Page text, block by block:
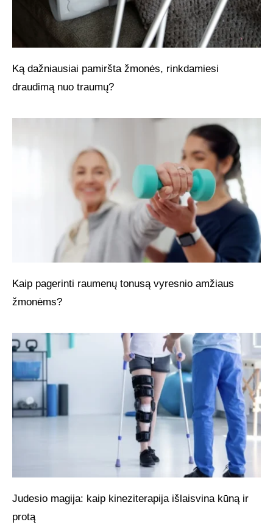
Ką dažniausiai pamiršta žmonės, rinkdamiesi
draudimą nuo traumų?
Kaip pagerinti raumenų tonusą vyresnio amžiaus
žmonėms?
Judesio magija: kaip kineziterapija išlaisvina kūną ir
protą